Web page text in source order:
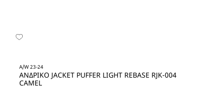
A/W 23-24
ΑΝΔΡΙΚΟ JACKET PUFFER LIGHT REBASE RJK-004
CAMEL